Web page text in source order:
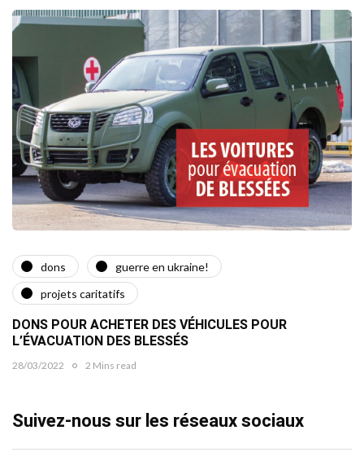
dons
guerre en ukraine!
projets caritatifs
DONS POUR ACHETER DES VÉHICULES POUR
L’ÉVACUATION DES BLESSÉS
28/03/2022 2 Mins read
Suivez-nous sur les réseaux sociaux